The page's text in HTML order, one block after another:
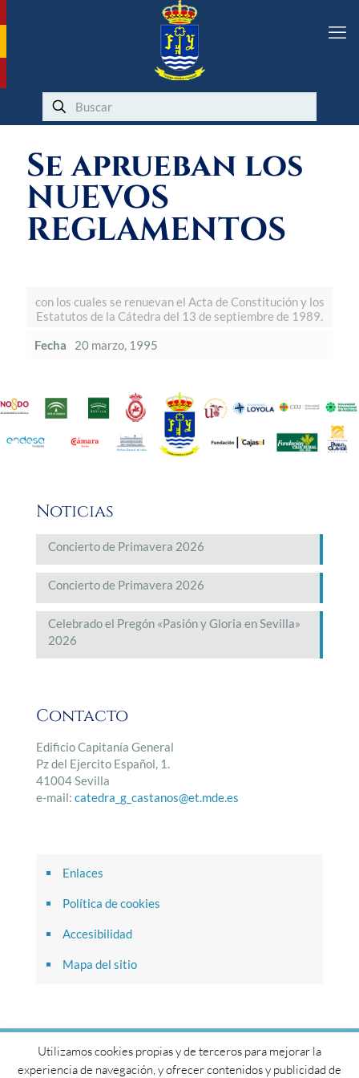
Se aprueban los
NUEVOS
REGLAMENTOS
con los cuales se renuevan el Acta de Constitución y los
Estatutos de la Cátedra del 13 de septiembre de 1989.
Fecha
20 marzo, 1995
Noticias
Concierto de Primavera 2026
Concierto de Primavera 2026
Celebrado el Pregón «Pasión y Gloria en Sevilla»
2026
Contacto
Edificio Capitanía General
Pz del Ejercito Español, 1.
41004 Sevilla
e-mail: catedra_g_castanos@et.mde.es
Enlaces
Política de cookies
Accesibilidad
Mapa del sitio
© 2017 Cátedra General Castaños. Todos los derechos
Utilizamos cookies propias y de terceros para mejorar la
experiencia de navegación, y ofrecer contenidos y publicidad de